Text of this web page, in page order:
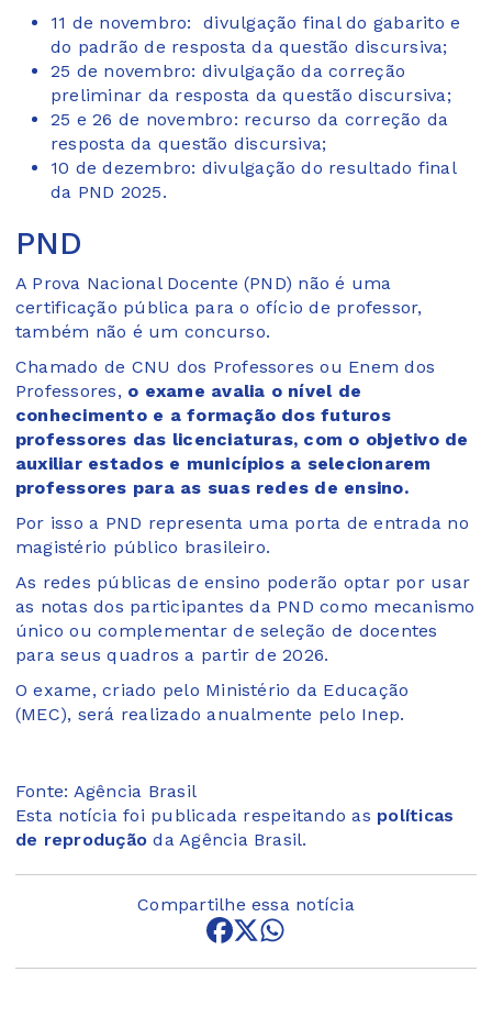
11 de novembro: divulgação final do gabarito e
do padrão de resposta da questão discursiva;
25 de novembro: divulgação da correção
preliminar da resposta da questão discursiva;
25 e 26 de novembro: recurso da correção da
resposta da questão discursiva;
10 de dezembro: divulgação do resultado final
da PND 2025.
PND
A Prova Nacional Docente (PND) não é uma
certificação pública para o ofício de professor,
também não é um concurso.
Chamado de CNU dos Professores ou Enem dos
Professores, o exame avalia o nível de
conhecimento e a formação dos futuros
professores das licenciaturas, com o objetivo de
auxiliar estados e municípios a selecionarem
professores para as suas redes de ensino.
Por isso a PND representa uma porta de entrada no
magistério público brasileiro.
As redes públicas de ensino poderão optar por usar
as notas dos participantes da PND como mecanismo
único ou complementar de seleção de docentes
para seus quadros a partir de 2026.
O exame, criado pelo Ministério da Educação
(MEC), será realizado anualmente pelo Inep.
Fonte: Agência Brasil
Esta notícia foi publicada respeitando as políticas
de reprodução da Agência Brasil.
Compartilhe essa notícia